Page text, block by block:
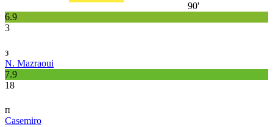
90'
6.9
3
з
N. Mazraoui
7.9
18
п
Casemiro